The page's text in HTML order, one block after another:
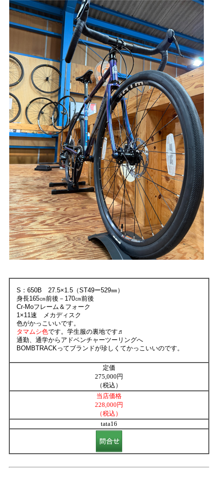
S：650B 27.5×1.5（ST49ー529㎜）
身長165㎝前後－170㎝前後
Cr-Moフレーム＆フォーク
1×11速 メカディスク
色がかっこいいです。
タマムシ色です。学生服の裏地です♬
通勤、通学からアドベンチャーツーリングへ
BOMBTRACKってブランドが珍しくてかっこいいのです。
定価
275,000円
（税込）
当店価格
228,000円
（税込）
tata16